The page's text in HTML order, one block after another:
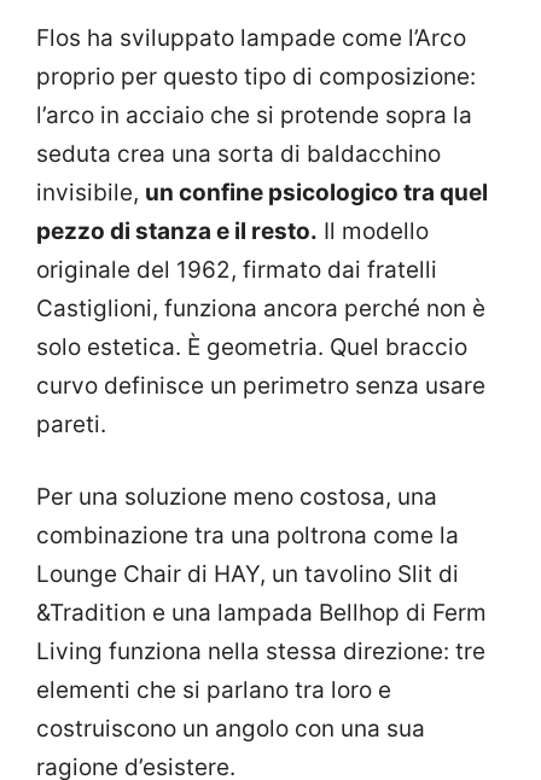
Flos ha sviluppato lampade come l’Arco
proprio per questo tipo di composizione:
l’arco in acciaio che si protende sopra la
seduta crea una sorta di baldacchino
invisibile, un confine psicologico tra quel
pezzo di stanza e il resto. Il modello
originale del 1962, firmato dai fratelli
Castiglioni, funziona ancora perché non è
solo estetica. È geometria. Quel braccio
curvo definisce un perimetro senza usare
pareti.
Per una soluzione meno costosa, una
combinazione tra una poltrona come la
Lounge Chair di HAY, un tavolino Slit di
&Tradition e una lampada Bellhop di Ferm
Living funziona nella stessa direzione: tre
elementi che si parlano tra loro e
costruiscono un angolo con una sua
ragione d’esistere.